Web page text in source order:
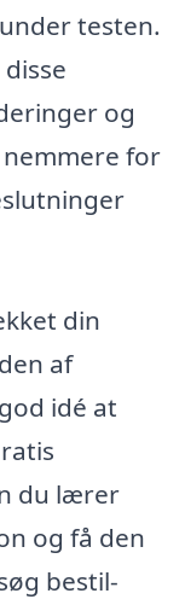
testen.
og
for
din
af
idé at
du lærer
og få den
bestil-